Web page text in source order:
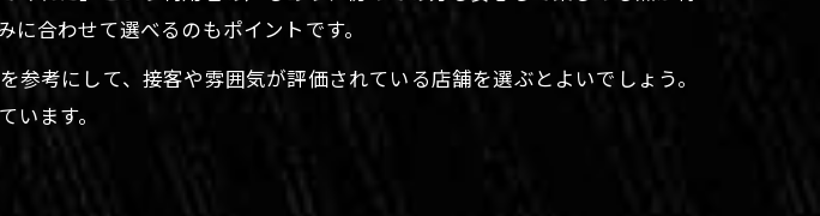
バー文化を満喫
で札幌市の夜を満喫
れるおすすめ体験
市のバーの魅力を解説
和むバー文化を楽しむ
合わせて選べるのもポイントです。
考にして、接客や雰囲気が評価されている店舗を選ぶとよいでしょう。
ます。